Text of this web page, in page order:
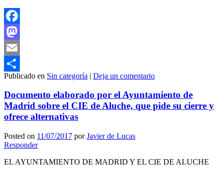
Facebook
Mastodon
Email
Compartir
Publicado en Sin categoría | Deja un comentario
Documento elaborado por el Ayuntamiento de
Madrid sobre el CIE de Aluche, que pide su cierre y
ofrece alternativas
Posted on 11/07/2017 porJavier de Lucas
Responder
EL AYUNTAMIENTO DE MADRID Y EL CIE DE ALUCHE